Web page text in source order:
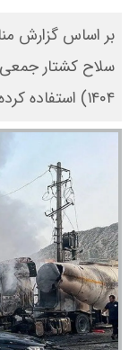
بر اساس گزارش
۱۴۰۴) استفاده کرده بود.